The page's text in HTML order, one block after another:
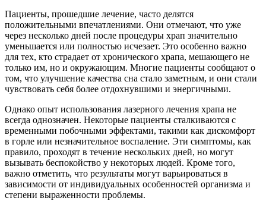
Пациенты, прошедшие лечение, часто делятся
положительными впечатлениями. Они отмечают, что уже
через несколько дней после процедуры храп значительно
уменьшается или полностью исчезает. Это особенно важно
для тех, кто страдает от хронического храпа, мешающего не
только им, но и окружающим. Многие пациенты сообщают о
том, что улучшение качества сна стало заметным, и они стали
чувствовать себя более отдохнувшими и энергичными.
Однако опыт использования лазерного лечения храпа не
всегда однозначен. Некоторые пациенты сталкиваются с
временными побочными эффектами, такими как дискомфорт
в горле или незначительное воспаление. Эти симптомы, как
правило, проходят в течение нескольких дней, но могут
вызывать беспокойство у некоторых людей. Кроме того,
важно отметить, что результаты могут варьироваться в
зависимости от индивидуальных особенностей организма и
степени выраженности проблемы.